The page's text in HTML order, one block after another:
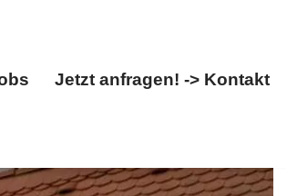
Jetzt anfragen! -> Kontakt
✓Dachdecker,